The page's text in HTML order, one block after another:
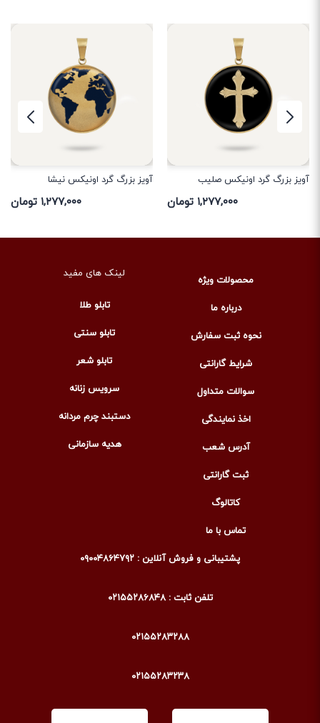
آویز بزرگ گرد اونیکس صلیب
۱,۲۷۷,۰۰۰ تومان
آویز بزرگ گرد اونیکس نیشا
۱,۲۷۷,۰۰۰ تومان
محصولات ویژه
درباره ما
نحوه ثبت سفارش
شرایط گارانتی
سوالات متداول
اخذ نمایندگی
آدرس شعب
ثبت گارانتی
کاتالوگ
تماس با ما
لینک های مفید
تابلو طلا
تابلو سنتی
تابلو شعر
سرویس زنانه
دستبند چرم مردانه
هدیه سازمانی
پشتیبانی و فروش آنلاین : ۰۹۰۰۴۸۶۴۷۹۲
تلفن ثابت : ۰۲۱۵۵۲۸۶۸۴۸
۰۲۱۵۵۲۸۳۲۸۸
۰۲۱۵۵۲۸۳۲۳۸